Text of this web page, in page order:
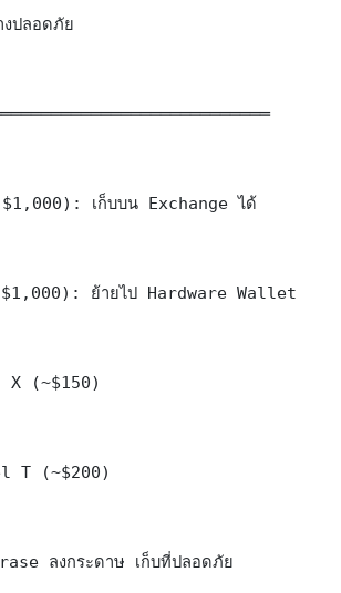
ปลอดภัย
เก็บบน Exchange ได้
ย้ายไป Hardware Wallet
X (~$150)
T (~$200)
ลงกระดาษ เก็บที่ปลอดภัย